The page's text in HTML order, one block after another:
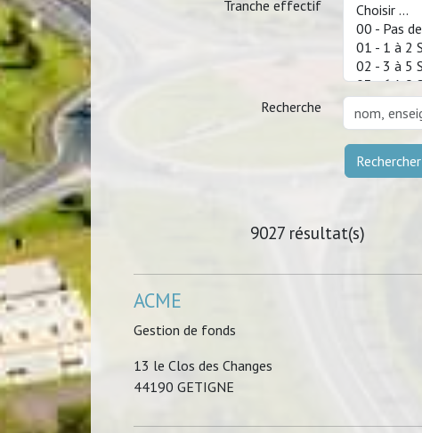
Tranche effectif
Recherche
Rechercher
9027 résultat(s)
ACME
Gestion de fonds
13 le Clos des Changes
44190 GETIGNE